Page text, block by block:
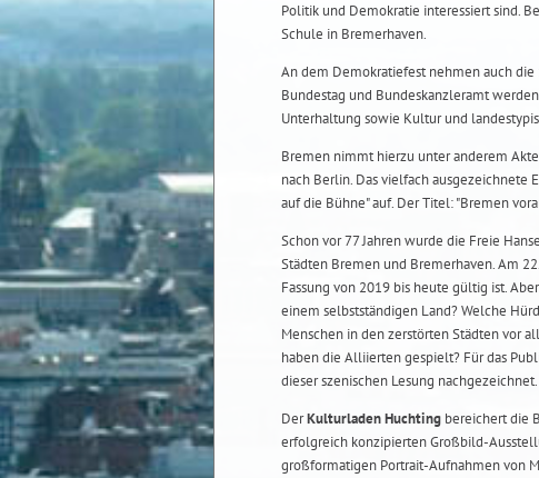
Politik und Demokratie interessiert sind.
Schule in Bremerhaven.
An dem Demokratiefest nehmen auch
Bundestag und Bundeskanzleramt
Unterhaltung sowie Kultur und
Bremen nimmt hierzu unter anderem
nach Berlin. Das vielfach ausgezeichnete
auf die Bühne" auf. Der Titel: "Bremen
Schon vor 77 Jahren wurde die Freie
Städten Bremen und Bremerhaven. Am
Fassung von 2019 bis heute gültig ist.
einem selbstständigen Land? Welche
Menschen in den zerstörten Städten vor
haben die Alliierten gespielt? Für das
dieser szenischen Lesung nachgezeichnet.
DerKulturladen Huchting bereichert die
erfolgreich konzipierten Großbild-
großformatigen Portrait-Aufnahmen von